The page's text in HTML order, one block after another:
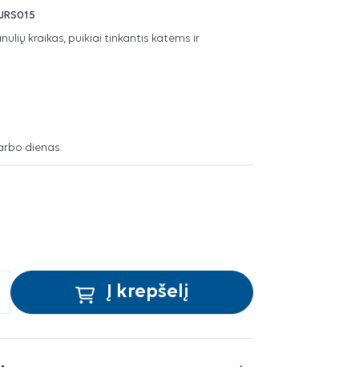
JRS015
kraikas, puikiai tinkantis katėms ir
dienas.
Į krepšelį